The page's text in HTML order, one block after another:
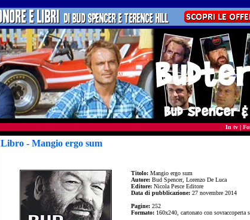
In tv |
Libro - Mangio ergo sum
Titolo: Mangio ergo sum
Autore: Bud Spencer, Lorenzo De Luca
Editore: Nicola Pesce Editore
Data di pubblicazione: 27 novembre 2014
Pagine: 252
Formato: 160x240, cartonato con sovraccoperta